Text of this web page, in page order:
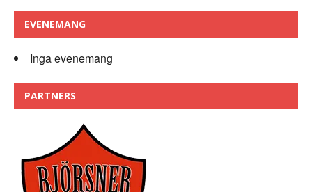
EVENEMANG
Inga evenemang
PARTNERS